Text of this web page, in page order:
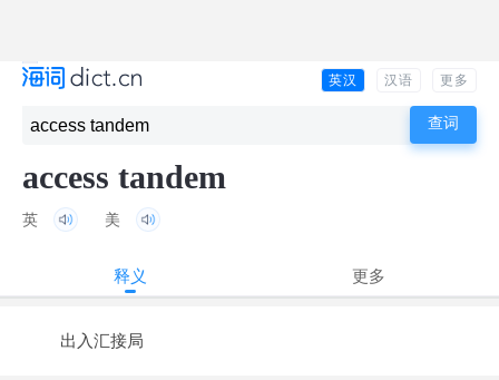
英汉 汉语 更多
access tandem
英 美
释义 更多
出入汇接局